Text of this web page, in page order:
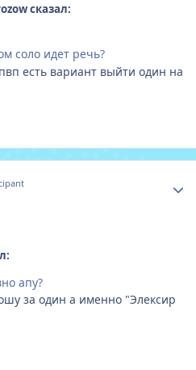
сказал:
соло идет речь?
есть вариант выйти один на
апу?
за один а именно "Элексир